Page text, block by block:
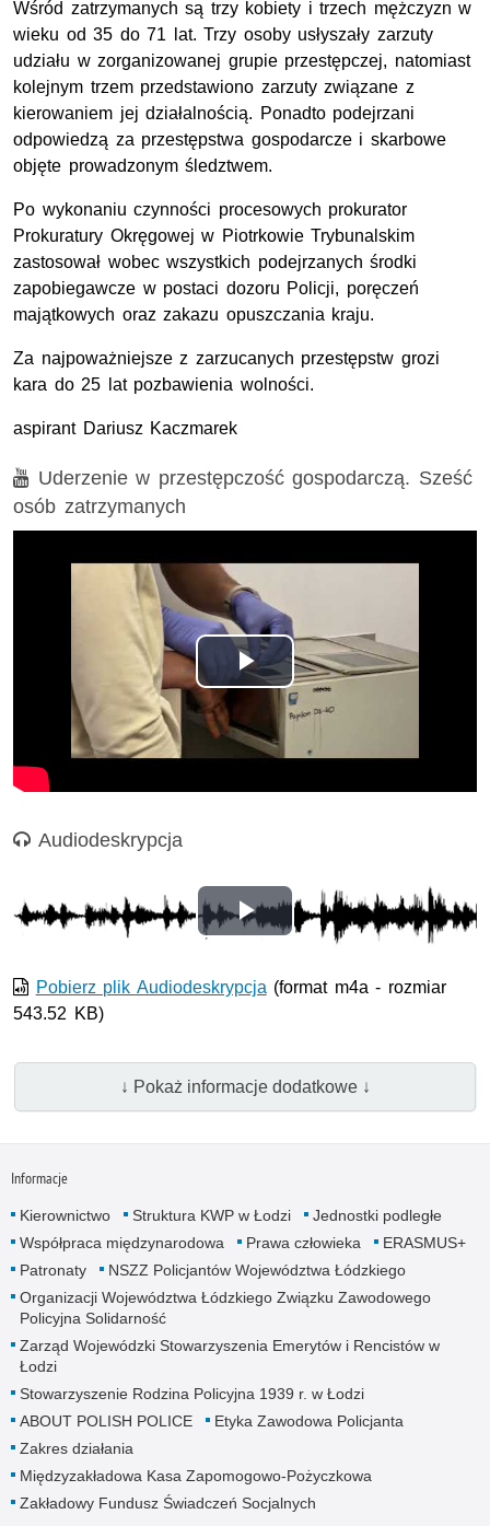
Wśród zatrzymanych są trzy kobiety i trzech mężczyzn w
wieku od 35 do 71 lat. Trzy osoby usłyszały zarzuty
udziału w zorganizowanej grupie przestępczej, natomiast
kolejnym trzem przedstawiono zarzuty związane z
kierowaniem jej działalnością. Ponadto podejrzani
odpowiedzą za przestępstwa gospodarcze i skarbowe
objęte prowadzonym śledztwem.
Po wykonaniu czynności procesowych prokurator
Prokuratury Okręgowej w Piotrkowie Trybunalskim
zastosował wobec wszystkich podejrzanych środki
zapobiegawcze w postaci dozoru Policji, poręczeń
majątkowych oraz zakazu opuszczania kraju.
Za najpoważniejsze z zarzucanych przestępstw grozi
kara do 25 lat pozbawienia wolności.
aspirant Dariusz Kaczmarek
Film
Uderzenie w przestępczość gospodarczą. Sześć
osób zatrzymanych
Odtwórz
wideo
Nagranie audio
Audiodeskrypcja
Odtwórz
wideo
Pobierz plik Audiodeskrypcja (format m4a - rozmiar
543.52 KB)
↓ Pokaż informacje dodatkowe ↓
Informacje
Kierownictwo Struktura KWP w Łodzi
Jednostki podległe
Współpraca międzynarodowa
Prawa człowieka
ERASMUS+
Patronaty
NSZZ Policjantów Województwa Łódzkiego
Organizacji Województwa Łódzkiego Związku Zawodowego
Policyjna Solidarność
Zarząd Wojewódzki Stowarzyszenia Emerytów i Rencistów w
Łodzi
Stowarzyszenie Rodzina Policyjna 1939 r. w Łodzi
ABOUT POLISH POLICE
Etyka Zawodowa Policjanta
Zakres działania
Międzyzakładowa Kasa Zapomogowo-Pożyczkowa
Zakładowy Fundusz Świadczeń Socjalnych